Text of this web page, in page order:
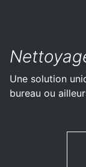
Une solution
bureau ou